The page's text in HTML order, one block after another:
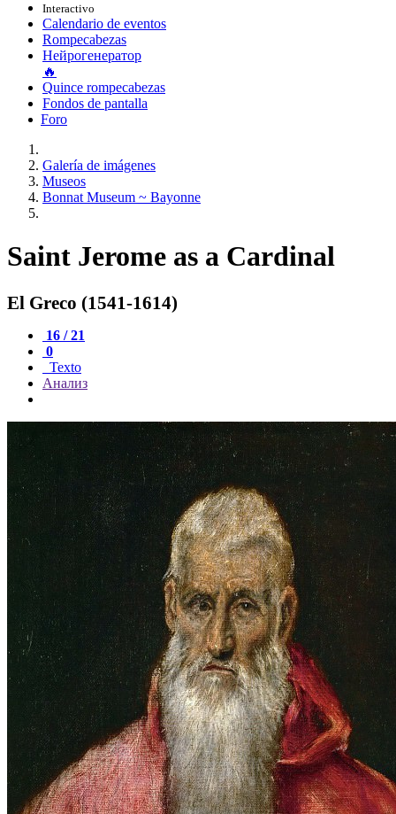
Interactivo
Calendario de eventos
Rompecabezas
Нейрогенератор
🔥
Quince rompecabezas
Fondos de pantalla
Foro
Galería de imágenes
Museos
Bonnat Museum ~ Bayonne
Saint Jerome as a Cardinal
El Greco (1541-1614)
16 / 21
0
Texto
Анализ